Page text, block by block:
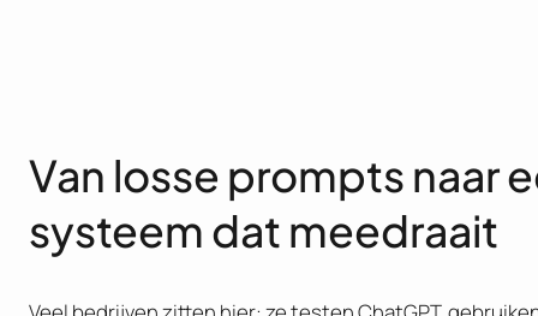
Van losse prompts naar
systeem dat meedraait